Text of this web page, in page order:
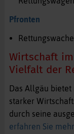
Pfronten
Rettungswache
Wirtschaft
Vielfalt der
Das Allgäu
starker
durch seine
erfahren Sie